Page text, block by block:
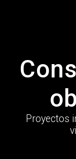
Proyectos